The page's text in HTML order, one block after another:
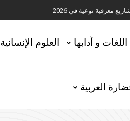
معرفية نوعية في 2026
اللغات و آدابها العلوم الإنسانية
العربية